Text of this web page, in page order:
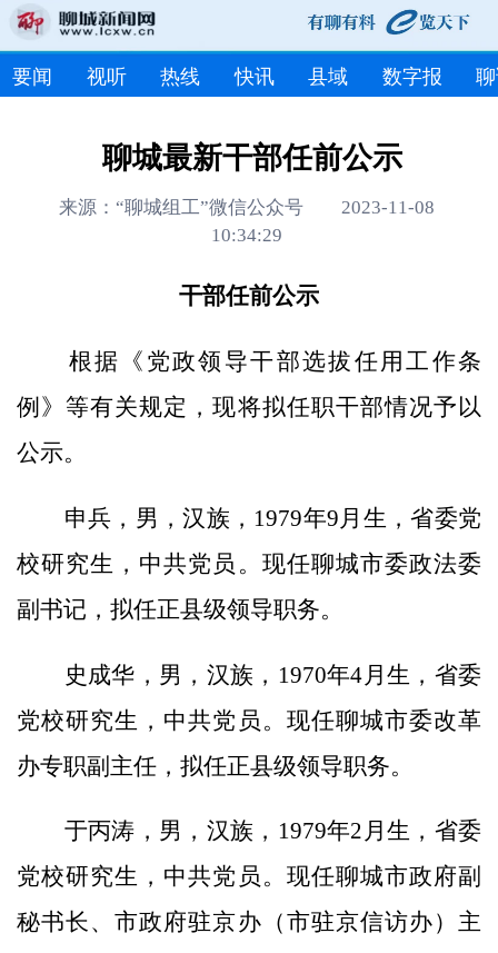
要闻 视听 热线 快讯 县域 数字报
聊城最新干部任前公示
来源：“聊城组工”微信公众号 2023-11-08
10:34:29
干部任前公示
根据《党政领导干部选拔任用工作条
例》等有关规定，现将拟任职干部情况予以
公示。
申兵，男，汉族，1979年9月生，省委党
校研究生，中共党员。现任聊城市委政法委
副书记，拟任正县级领导职务。
史成华，男，汉族，1970年4月生，省委
党校研究生，中共党员。现任聊城市委改革
办专职副主任，拟任正县级领导职务。
于丙涛，男，汉族，1979年2月生，省委
党校研究生，中共党员。现任聊城市政府副
秘书长、市政府驻京办（市驻京信访办）主